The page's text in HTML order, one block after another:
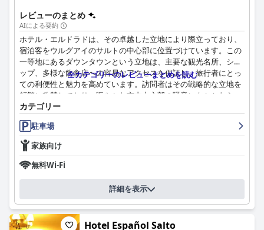
レビューのまとめ
AIによる要約
ホテル・エルドラドは、その卓越した立地により際立っており、
宿泊客をウルグアイのサルトの中心部に位置づけています。この
一等地にあるダウンタウンという立地は、主要な観光名所、ショ
ップ、多様な飲食店への容易なアクセスを保証し、旅行者にとっ
ての利便性と魅力を高めています。訪問者はその戦略的な立地を
頻繁に称賛しており、賑やかな市内中心部の騒音にもかかわら
ず、駐車場や主要な観光スポットなどの不可欠なサービスへの近
さのおかげで、魅力的な側面となっています。
ホテル・エルドラドでの朝食体験は、一般的にその品質、種類、
新鮮さが高く評価されています。宿泊客は、午前7時にすぐに利
用できる美味しい料理、新鮮なクロワッサン、豊富な食べ物をよ
く強調します。特にグルテンフリーのオプションやペストリーの
種類を増やすことが提案されることもありますが、全体的なフィ
ードバックは、きちんと整えられた快適なダイニングエリアでの
朝食サービスに満足していることを伝えています。
全カテゴリーのレビューまとめを読む
カテゴリー
駐車場
家族向け
無料Wi-Fi
詳細を表示
Hotel Español Salto